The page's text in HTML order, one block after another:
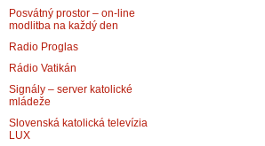
Posvátný prostor – on-line
modlitba na každý den
Radio Proglas
Rádio Vatikán
Signály – server katolické
mládeže
Slovenská katolická televízia
LUX